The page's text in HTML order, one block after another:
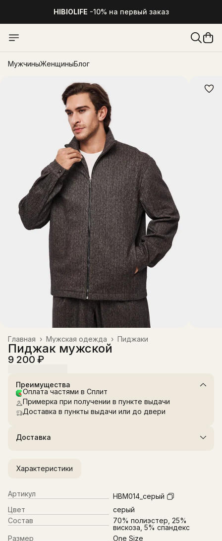
HIBIOLIFE -10% на первый заказ
МужчиныЖенщиныБлог
Пиджаки
Мужская одежда ›
Главная ›
Пиджак мужской
9 200 ₽
Преимущества
Оплата частями в Сплит
Примерка при получении в пункте выдачи
Доставка в пункты выдачи или до двери
Доставка
Характеристики
Артикул
HBM014_серый
Цвет
серый
Состав
70% полиэстер, 25%
вискоза, 5% спандекс
Размер
One Size